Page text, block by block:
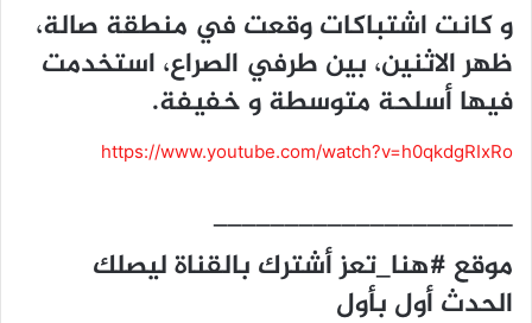
و كانت اشتباكات وقعت في منطقة صالة،
ظهر الاثنين، بين طرفي الصراع، استخدمت
فيها أسلحة متوسطة و خفيفة.
https://www.youtube.com/watch?v=h0qkdgRIxRo
_____________________
موقع #هنا_تعز أشترك بالقناة ليصلك
الحدث أول بأول